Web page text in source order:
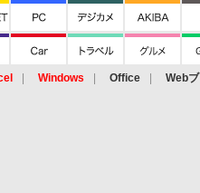
Windows Office Web